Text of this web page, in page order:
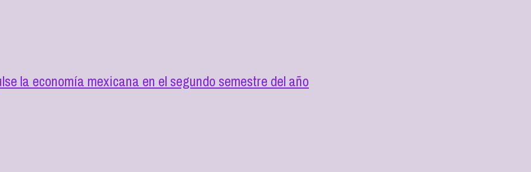
la economía mexicana en el segundo semestre del año